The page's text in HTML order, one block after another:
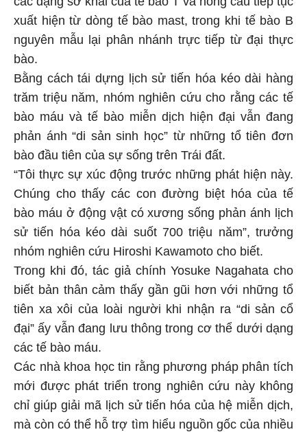
xuất hiện từ dòng tế bào mast, trong khi tế bào B
nguyên mẫu lại phân nhánh trực tiếp từ đại thực
bào.
Bằng cách tái dựng lịch sử tiến hóa kéo dài hàng
trăm triệu năm, nhóm nghiên cứu cho rằng các tế
bào máu và tế bào miễn dịch hiện đại vẫn đang
phản ánh “di sản sinh học” từ những tổ tiên đơn
bào đầu tiên của sự sống trên Trái đất.
“Tôi thực sự xúc động trước những phát hiện này.
Chúng cho thấy các con đường biệt hóa của tế
bào máu ở động vật có xương sống phản ánh lịch
sử tiến hóa kéo dài suốt 700 triệu năm”, trưởng
nhóm nghiên cứu Hiroshi Kawamoto cho biết.
Trong khi đó, tác giả chính Yosuke Nagahata cho
biết bản thân cảm thấy gần gũi hơn với những tổ
tiên xa xôi của loài người khi nhận ra “di sản cổ
đại” ấy vẫn đang lưu thông trong cơ thể dưới dạng
các tế bào máu.
Các nhà khoa học tin rằng phương pháp phân tích
mới được phát triển trong nghiên cứu này không
chỉ giúp giải mã lịch sử tiến hóa của hệ miễn dịch,
mà còn có thể hỗ trợ tìm hiểu nguồn gốc của nhiều